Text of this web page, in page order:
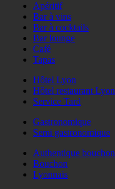
Apéritif
Bar à vins
Bar à cocktails
Bar lounge
Café
Tapas
Hôtel Lyon
Hôtel restaurant Lyon
Service Tard
Gastronomique
Semi gastronomique
Authentique bouchon
Bouchon
Lyonnais